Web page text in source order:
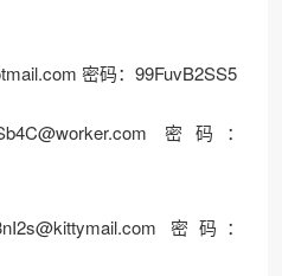
密码：99FuvB2SS5
密码：
密码：